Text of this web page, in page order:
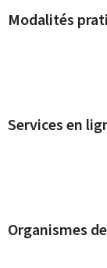
Modalités
Services en
Organismes